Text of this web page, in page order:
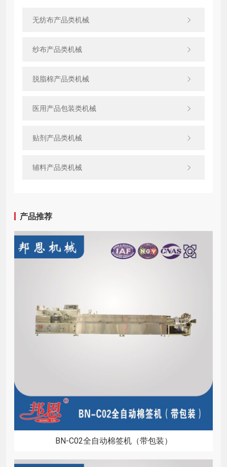
无纺布产品类机械
纱布产品类机械
脱脂棉产品类机械
医用产品包装类机械
贴剂产品类机械
辅料产品类机械
产品推荐
BN-C02全自动棉签机（带包装）